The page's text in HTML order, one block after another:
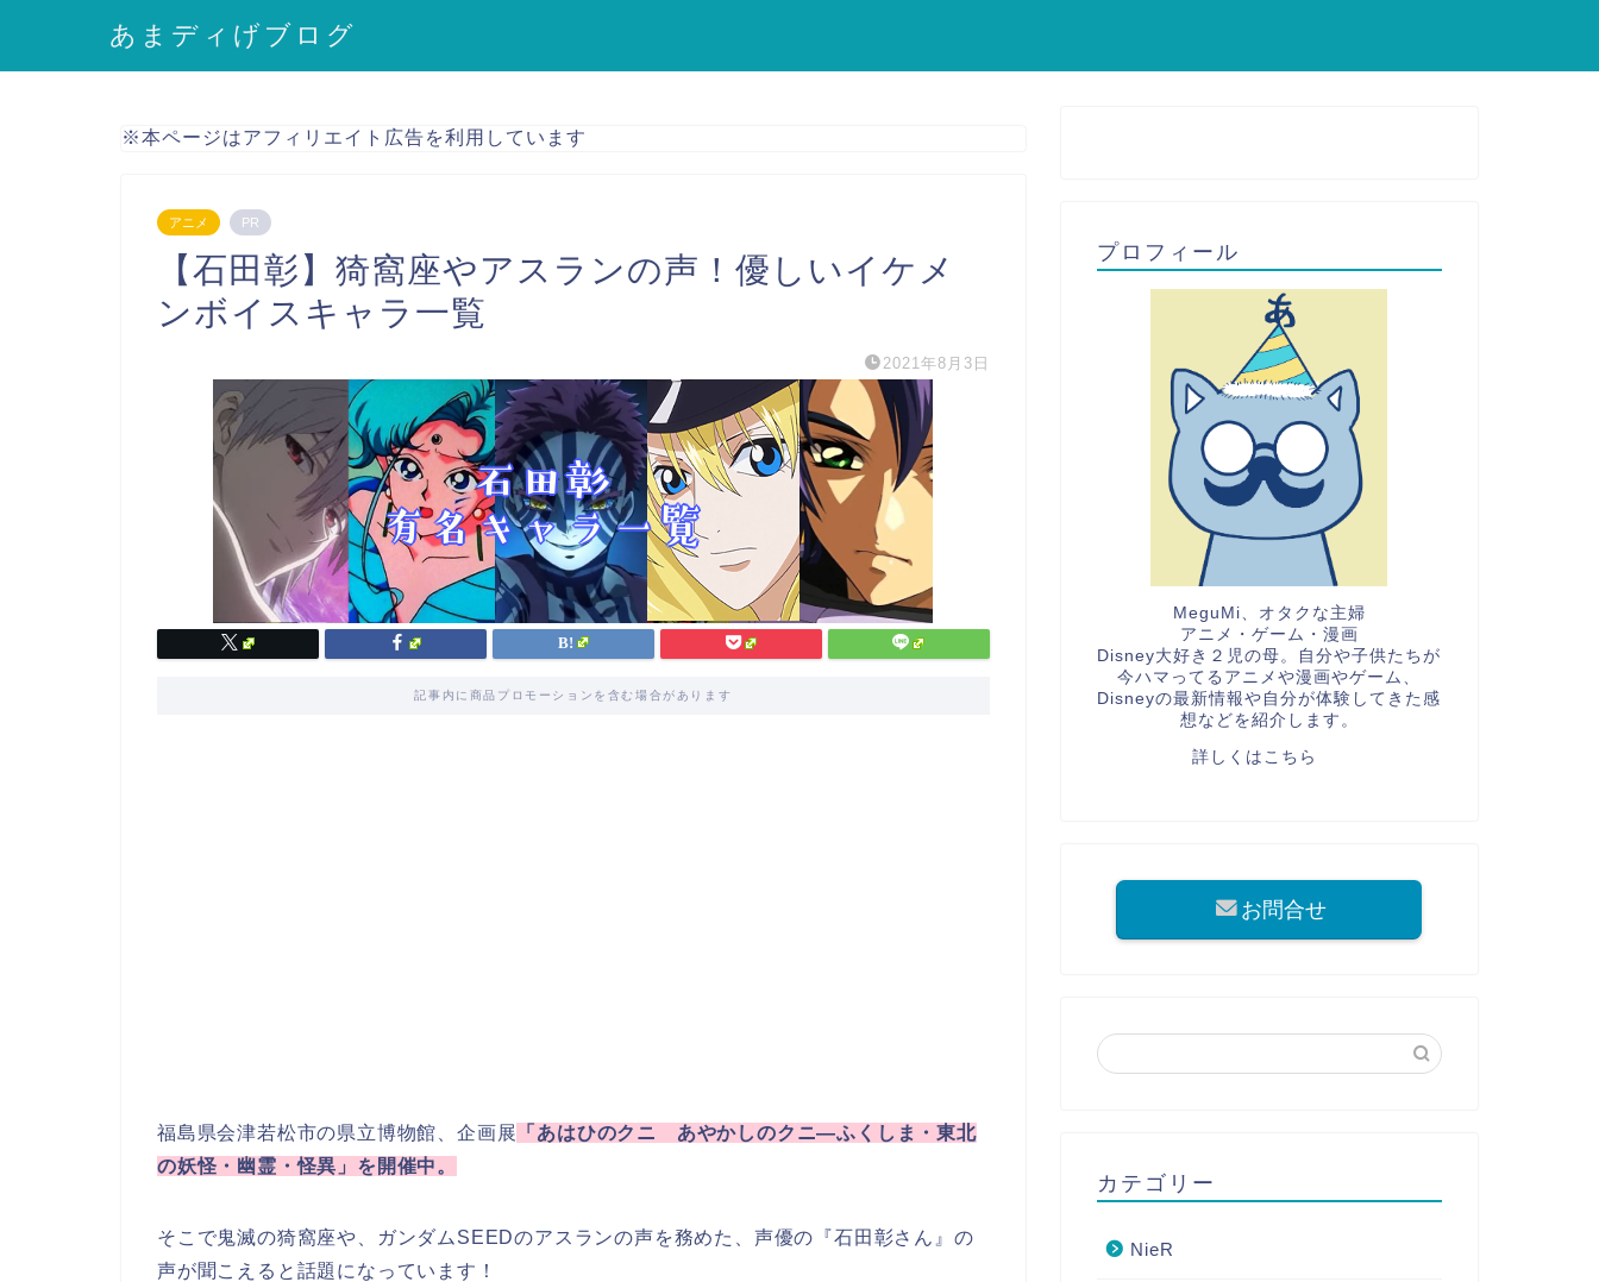
あまディげブログ
※本ページはアフィリエイト広告を利用しています
アニメ PR
【石田彰】猗窩座やアスランの声！優しいイケメ
ンボイスキャラ一覧
2021年8月3日
記事内に商品プロモーションを含む場合があります
福島県会津若松市の県立博物館、企画展 「あはひのクニ あやかしのクニ―ふくしま・東北
の妖怪・幽霊・怪異」を開催中。
そこで鬼滅の猗窩座や、ガンダムSEEDのアスランの声を務めた、声優の『石田彰さん』の
声が聞こえると話題になっています！
プロフィール
MeguMi、オタクな主婦
アニメ・ゲーム・漫画
Disney大好き２児の母。自分や子供たちが
今ハマってるアニメや漫画やゲーム、
Disneyの最新情報や自分が体験してきた感
想などを紹介します。
詳しくはこちら
お問合せ
カテゴリー
NieR